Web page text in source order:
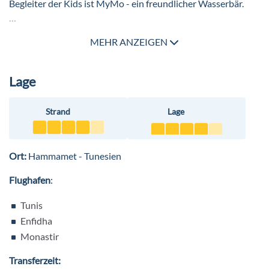
Begleiter der Kids ist MyMo - ein freundlicher Wasserbär.
Jährigen, hier kann nach Herzenslust getobt werden. Zudem
Neues einfallen und somit sind die Kids immer wieder hellauf
begeistert.
Bei einem Superheldentag kommen bei den
Kinder im Alter von 6-8 Jahren auf Touren. Zudem warten
auf die kleinen Magic Life Gäste. Die
Jahren werden von ihren Angeboten genau so begeistert
DieTeens Time
abwechslungsreiche Spiele und Partys, Tennis, Fußball,
schnell neue Freunde kennen und kann den Cluburlaub
MEHR ANZEIGEN
Lage
Strand Lage
Ort: Hammamet - Tunesien
Flughafen:
Tunis
Enfidha
Monastir
Transferzeit: